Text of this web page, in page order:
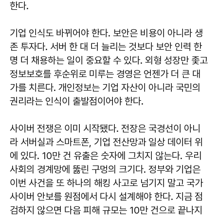
한다.
기업 인식도 바뀌어야 한다. 보안은 비용이 아니라 생
존 투자다. 서버 한 대 더 늘리는 것보다 보안 인력 한
명 더 채용하는 일이 중요할 수 있다. 외형 성장만 좇고
정보보호를 후순위로 미루는 경영은 언젠가 더 큰 대
가를 치른다. 개인정보는 기업 자산이 아니라 국민의
권리라는 인식이 출발점이어야 한다.
사이버 전쟁은 이미 시작됐다. 전장은 국경선이 아니
라 서버실과 스마트폰, 기업 전산망과 일상 데이터 위
에 있다. 10만 건 유출은 숫자에 그치지 않는다. 우리
사회의 경계망에 뚫린 구멍의 크기다. 정부와 기업은
이번 사건을 또 하나의 해킹 사고로 넘기지 말고 국가
사이버 안보를 원점에서 다시 설계해야 한다. 지금 점
검하지 않으면 다음 피해 규모는 10만 건으로 끝나지